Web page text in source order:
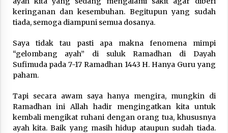
Eksistensi Iran dalam Tiga Ayat: Memahami
Aliansi Yahudi dan Kristen dalam Dinamika
Nubuwwat
4 months ago
keringanan dan kesembuhan. Begitupun yang sudah
tiada, semoga diampuni semua dosanya.
Saya tidak tau pasti apa makna fenomena mimpi
“gelombang ayah” di suluk Ramadhan di Dayah
Sufimuda pada 7-17 Ramadhan 1443 H. Hanya Guru yang
paham.
Tapi secara awam saya hanya mengira, mungkin di
Ramadhan ini Allah hadir mengingatkan kita untuk
kembali mengikat ruhani dengan orang tua, khususnya
ayah kita. Baik yang masih hidup ataupun sudah tiada.